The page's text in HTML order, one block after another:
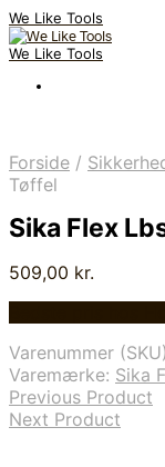
We Like Tools
We Like Tools
Forside /
Tøffel
Sika Flex
509,00 kr.
Varenummer
Varemærke: Sika
Previous Product
Next Product